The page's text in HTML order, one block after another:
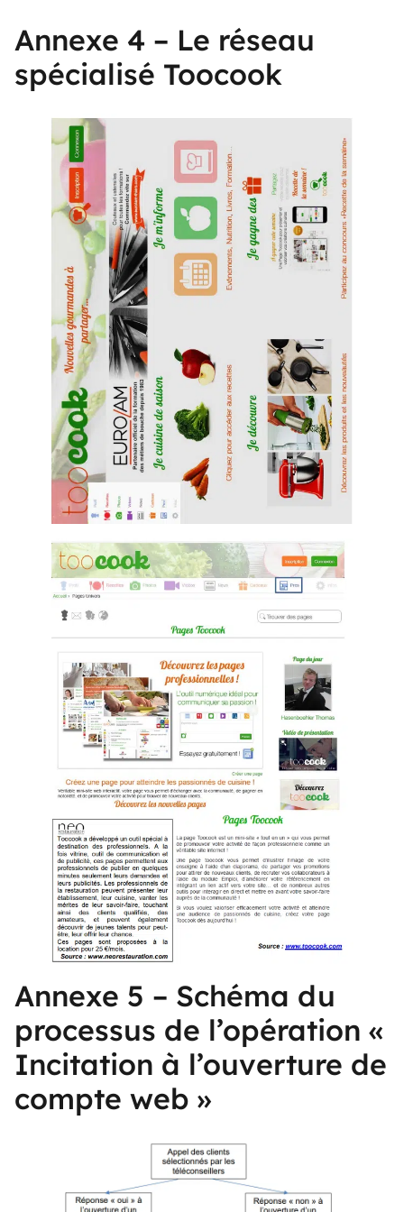
Annexe 4 – Le réseau
spécialisé Toocook
Annexe 5 – Schéma du
processus de l’opération «
Incitation à l’ouverture de
compte web »